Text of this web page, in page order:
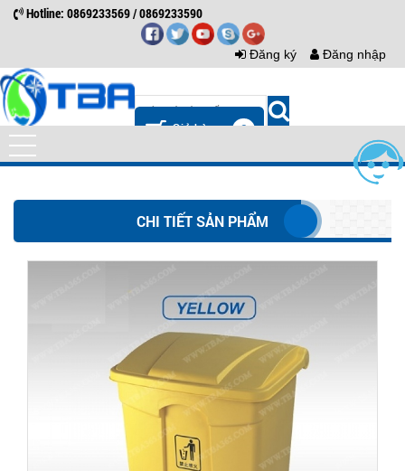
Hotline: 0869233569 / 0869233590
Đăng ký Đăng nhập
0
CHI TIẾT SẢN PHẨM